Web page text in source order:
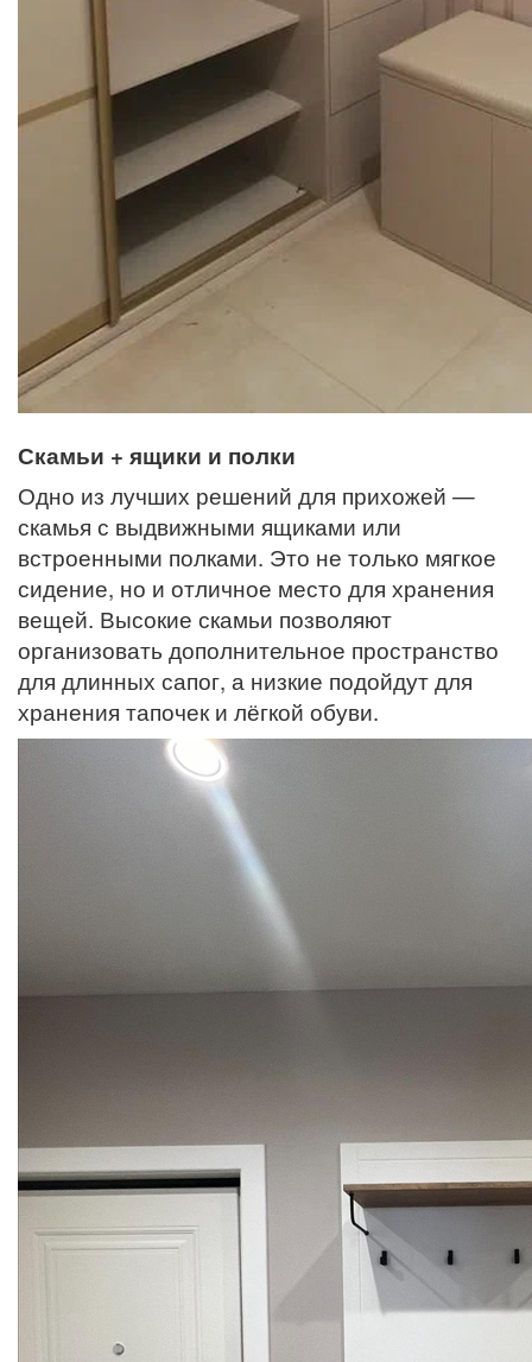
Скамьи + ящики и полки
Одно из лучших решений для прихожей —
скамья с выдвижными ящиками или
встроенными полками. Это не только мягкое
сидение, но и отличное место для хранения
вещей. Высокие скамьи позволяют
организовать дополнительное пространство
для длинных сапог, а низкие подойдут для
хранения тапочек и лёгкой обуви.